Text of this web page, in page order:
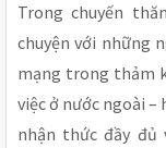
Trong chuyến
chuyện với những
mạng trong thảm
việc ở nước ngoài
nhận thức đầy đủ